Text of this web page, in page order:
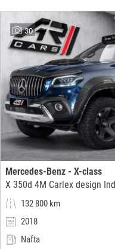
30
Mercedes-Benz - X-class
X 350d 4M Carlex design
132 800 km
2018
Nafta